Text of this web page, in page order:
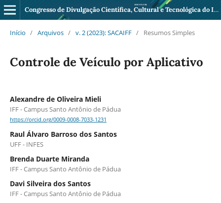
Congresso de Divulgação Científica, Cultural e Tecnológica do IFF Pádua
Início / Arquivos / v. 2 (2023): SACAIFF / Resumos Simples
Controle de Veículo por Aplicativo
Alexandre de Oliveira Mieli
IFF - Campus Santo Antônio de Pádua
https://orcid.org/0009-0008-7033-1231
Raul Álvaro Barroso dos Santos
UFF - INFES
Brenda Duarte Miranda
IFF - Campus Santo Antônio de Pádua
Davi Silveira dos Santos
IFF - Campus Santo Antônio de Pádua